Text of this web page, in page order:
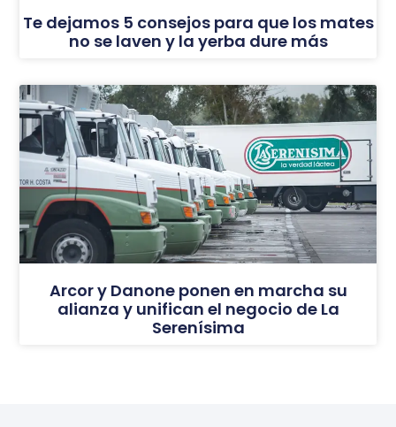
Te dejamos 5 consejos para que los mates
no se laven y la yerba dure más
Arcor y Danone ponen en marcha su
alianza y unifican el negocio de La
Serenísima